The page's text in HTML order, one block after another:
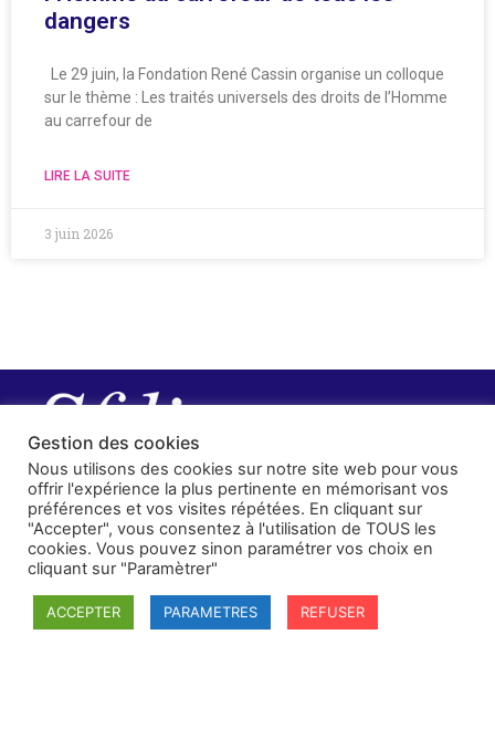
dangers
Le 29 juin, la Fondation René Cassin organise un colloque
sur le thème : Les traités universels des droits de l’Homme
au carrefour de
LIRE LA SUITE
3 juin 2026
Gestion des cookies
Nous utilisons des cookies sur notre site web pour vous
offrir l'expérience la plus pertinente en mémorisant vos
préférences et vos visites répétées. En cliquant sur
"Accepter", vous consentez à l'utilisation de TOUS les
cookies. Vous pouvez sinon paramétrer vos choix en
cliquant sur "Paramètrer"
ACCEPTER PARAMETRES REFUSER